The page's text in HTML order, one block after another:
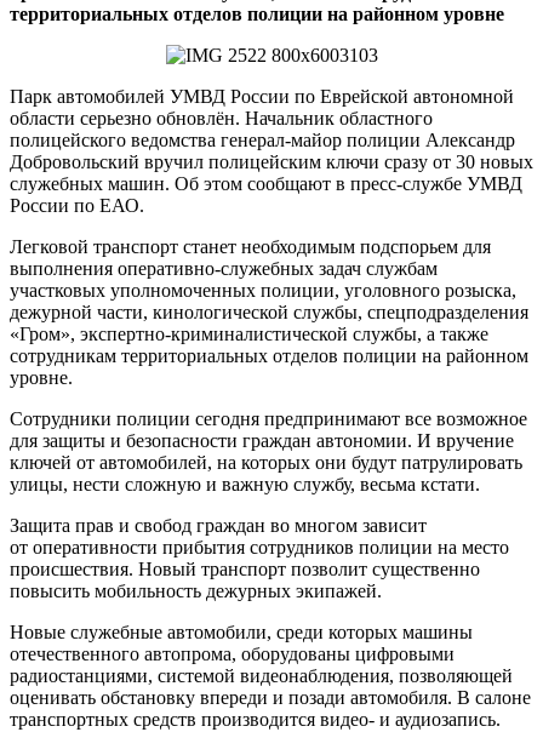
территориальных отделов полиции на районном уровне
Парк автомобилей УМВД России по Еврейской автономной
области серьезно обновлён. Начальник областного
полицейского ведомства генерал-майор полиции Александр
Добровольский вручил полицейским ключи сразу от 30 новых
служебных машин. Об этом сообщают в пресс-службе УМВД
России по ЕАО.
Легковой транспорт станет необходимым подспорьем для
выполнения оперативно-служебных задач службам
участковых уполномоченных полиции, уголовного розыска,
дежурной части, кинологической службы, спецподразделения
«Гром», экспертно-криминалистической службы, а также
сотрудникам территориальных отделов полиции на районном
уровне.
Сотрудники полиции сегодня предпринимают все возможное
для защиты и безопасности граждан автономии. И вручение
ключей от автомобилей, на которых они будут патрулировать
улицы, нести сложную и важную службу, весьма кстати.
Защита прав и свобод граждан во многом зависит
от оперативности прибытия сотрудников полиции на место
происшествия. Новый транспорт позволит существенно
повысить мобильность дежурных экипажей.
Новые служебные автомобили, среди которых машины
отечественного автопрома, оборудованы цифровыми
радиостанциями, системой видеонаблюдения, позволяющей
оценивать обстановку впереди и позади автомобиля. В салоне
транспортных средств производится видео- и аудиозапись.